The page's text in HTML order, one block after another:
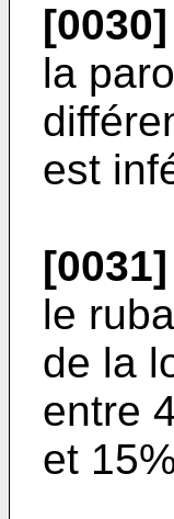
[0030]
la
est
[0031]
le
de la
entre
et